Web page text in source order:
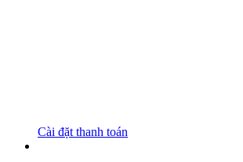
Cài đặt thanh toán